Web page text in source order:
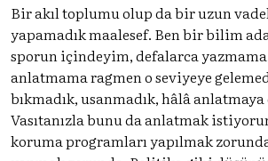
Bir akıl toplumu olup da bir uzun
yapamadık maalesef. Ben bir bilim
sporun içindeyim, defalarca
anlatmama ragmen o seviyeye
bıkmadık, usanmadık, hâlâ
Vasıtanızla bunu da anlatmak
koruma programları yapılmak